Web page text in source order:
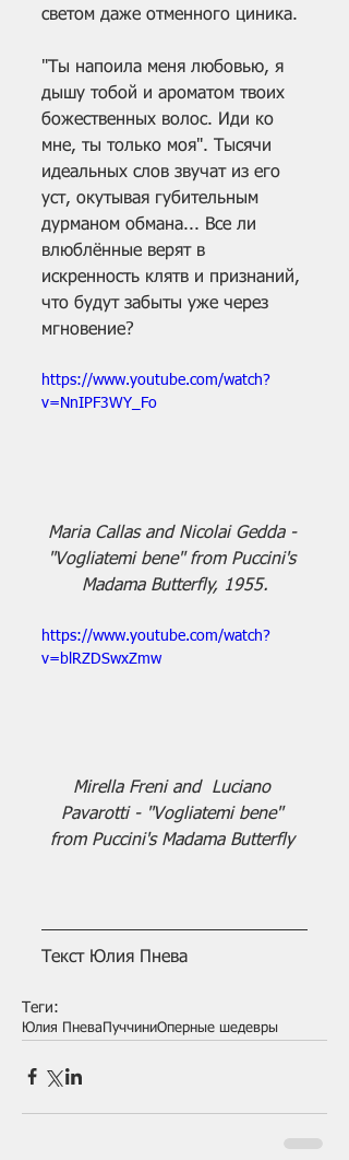
светом даже отменного циника.
"Ты напоила меня любовью, я
дышу тобой и ароматом твоих
божественных волос. Иди ко
мне, ты только моя". Тысячи
идеальных слов звучат из его
уст, окутывая губительным
дурманом обмана... Все ли
влюблённые верят в
искренность клятв и признаний,
что будут забыты уже через
мгновение?
https://www.youtube.com/watch?
v=NnIPF3WY_Fo
Maria Callas and Nicolai Gedda -
''Vogliatemi bene'' from Puccini's
Madama Butterfly, 1955.
https://www.youtube.com/watch?
v=blRZDSwxZmw
Mirella Freni and  Luciano
Pavarotti - ''Vogliatemi bene''
from Puccini's Madama Butterfly
Текст Юлия Пнева
Теги:
Юлия Пнева ПуччиниОперные шедевры